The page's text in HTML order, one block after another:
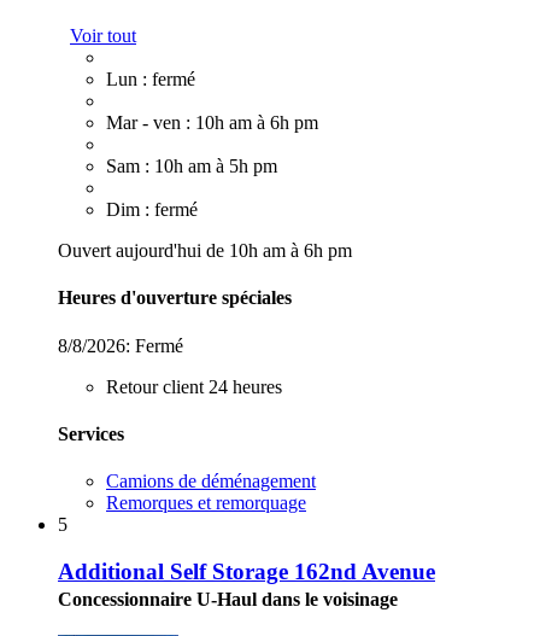
Voir tout
Lun : fermé
Mar - ven : 10h am à 6h pm
Sam : 10h am à 5h pm
Dim : fermé
Ouvert aujourd'hui de 10h am à 6h pm
Heures d'ouverture spéciales
8/8/2026: Fermé
Retour client 24 heures
Services
Camions de déménagement
Remorques et remorquage
5
Additional Self Storage 162nd Avenue
Concessionnaire U-Haul dans le voisinage